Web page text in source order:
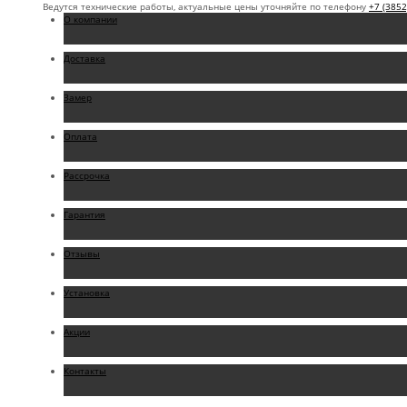
Ведутся технические работы, актуальные цены уточняйте по телефону +7
О компании
Доставка
Замер
Оплата
Рассрочка
Гарантия
Отзывы
Установка
Акции
Контакты